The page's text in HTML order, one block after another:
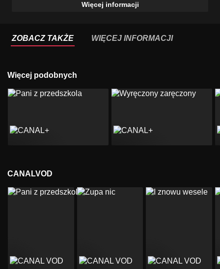
Więcej informacji
ZOBACZ TAKŻE WIĘCEJ INFORMACJI
Więcej podobnych
CANALVOD